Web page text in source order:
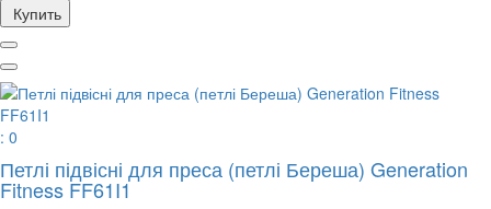
Купить
: 0
Петлі підвісні для преса (петлі Береша) Generation
Fitness FF61I1